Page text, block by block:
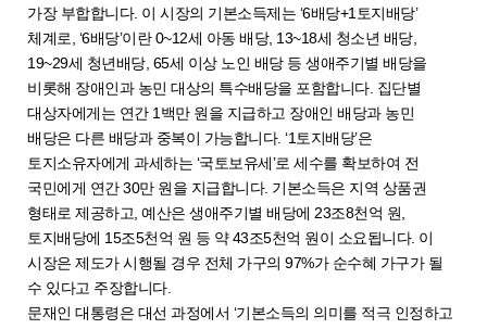
가장 부합합니다. 이 시장의 기본소득제는 ‘6배당+1토지배당’
체계로, ‘6배당’이란 0~12세 아동 배당, 13~18세 청소년 배당,
19~29세 청년배당, 65세 이상 노인 배당 등 생애주기별 배당을
비롯해 장애인과 농민 대상의 특수배당을 포함합니다. 집단별
대상자에게는 연간 1백만 원을 지급하고 장애인 배당과 농민
배당은 다른 배당과 중복이 가능합니다. ‘1토지배당’은
토지소유자에게 과세하는 ‘국토보유세’로 세수를 확보하여 전
국민에게 연간 30만 원을 지급합니다. 기본소득은 지역 상품권
형태로 제공하고, 예산은 생애주기별 배당에 23조8천억 원,
토지배당에 15조5천억 원 등 약 43조5천억 원이 소요됩니다. 이
시장은 제도가 시행될 경우 전체 가구의 97%가 순수혜 가구가 될
수 있다고 주장합니다.
문재인 대통령은 대선 과정에서 ‘기본소득의 의미를 적극 인정하고